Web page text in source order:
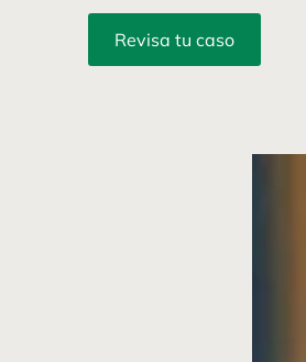
Revisa tu caso